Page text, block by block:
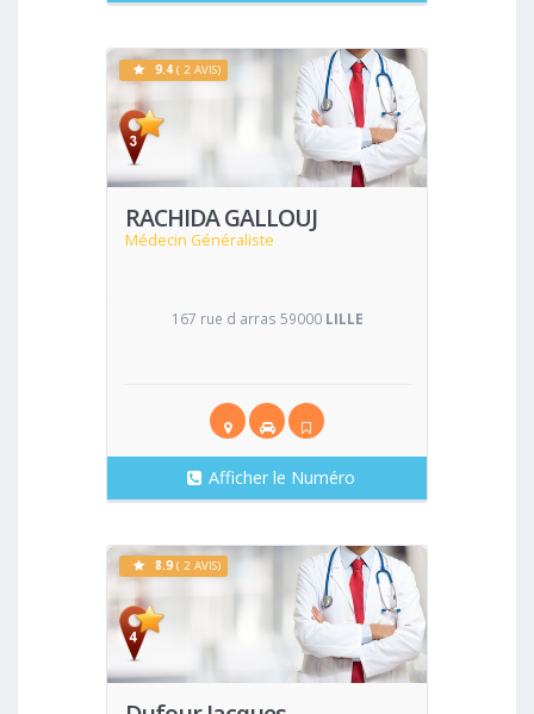
RACHIDA GALLOUJ
Médecin Généraliste
Voir
9.4 ( 2 AVIS)
167 rue d arras 59000 LILLE
Afficher le Numéro
Voir
8.9 ( 2 AVIS)